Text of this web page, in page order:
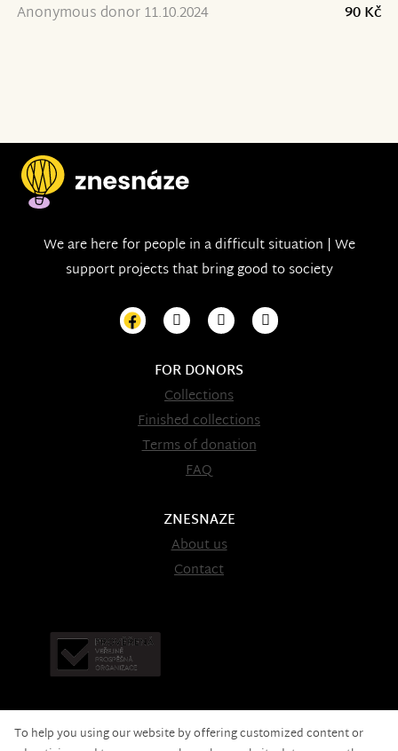
Anonymous donor 11.10.2024 90 Kč
We are here for people in a difficult situation | We
support projects that bring good to society
FOR DONORS
Collections
Finished collections
Terms of donation
FAQ
ZNESNAZE
About us
Contact
To help you using our website by offering customized content or